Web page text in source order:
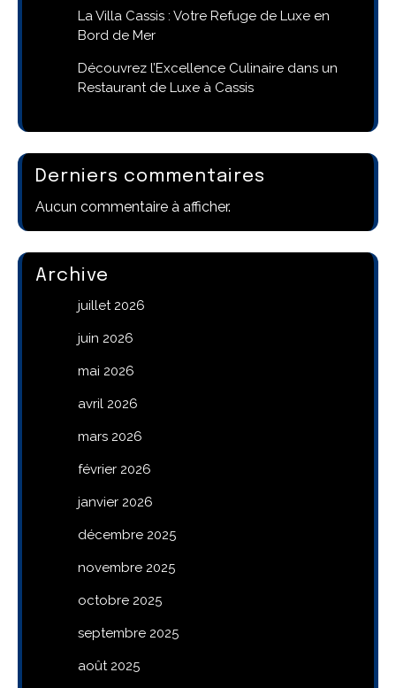
La Villa Cassis : Votre Refuge de Luxe en
Bord de Mer
Découvrez l’Excellence Culinaire dans un
Restaurant de Luxe à Cassis
Derniers commentaires
Aucun commentaire à afficher.
Archive
juillet 2026
juin 2026
mai 2026
avril 2026
mars 2026
février 2026
janvier 2026
décembre 2025
novembre 2025
octobre 2025
septembre 2025
août 2025